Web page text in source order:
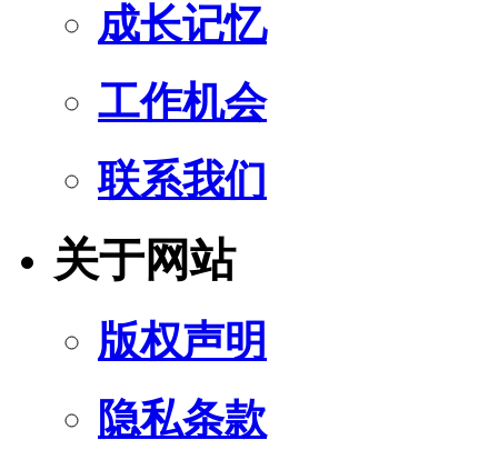
成长记忆
工作机会
联系我们
关于网站
版权声明
隐私条款